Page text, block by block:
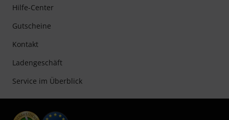
Hilfe-Center
Gutscheine
Kontakt
Ladengeschäft
Service im Überblick